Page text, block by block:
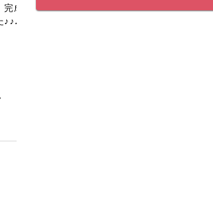
成に
あり
何もかも違う材料で、少し違う